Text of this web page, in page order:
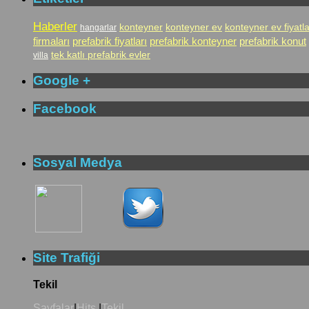
Haberler hangarlar konteyner konteyner ev konteyner ev
firmaları prefabrik fiyatları prefabrik konteyner prefabrik konut
villa tek katlı prefabrik evler
Google +
Facebook
Sosyal Medya
Site Trafiği
Tekil